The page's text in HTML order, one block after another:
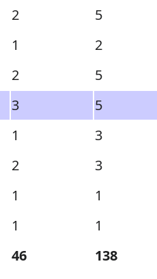
2
5
1
2
2
5
3
5
1
3
2 3
1
1
1
1
46 138